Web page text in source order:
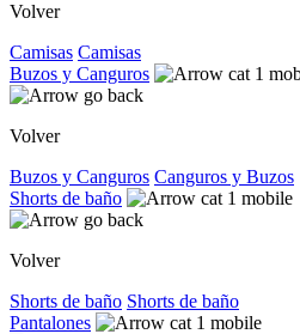
Volver
Camisas Camisas
Buzos y Canguros
Volver
Buzos y Canguros Canguros y Buzos
Shorts de baño
Volver
Shorts de baño Shorts de baño
Pantalones